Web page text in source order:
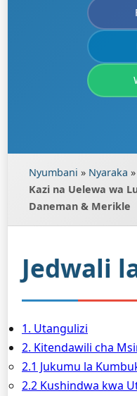
Nyumbani » Nyaraka »
Kazi na Uelewa wa
Daneman & Merikle
Jedwali
1. Utangulizi
2. Kitendawili cha
2.1 Jukumu la
2.2 Kushindwa kwa